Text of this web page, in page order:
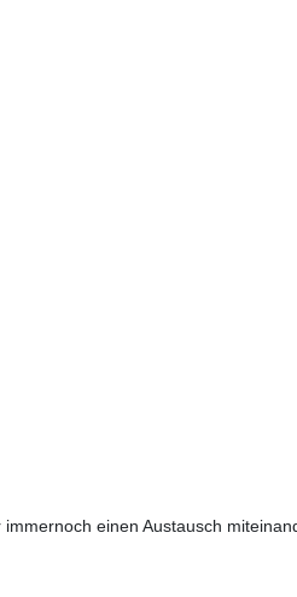
einen Austausch